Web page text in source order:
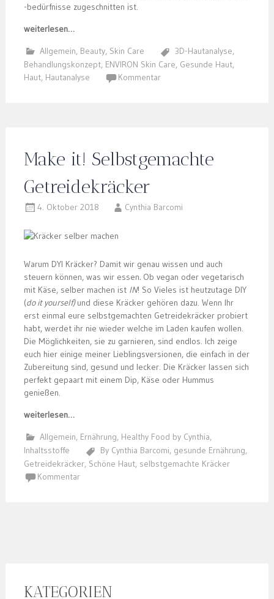
-bedürfnisse zugeschnitten ist.
weiterlesen…
Allgemein, Beauty, Skin Care 3D-Hautanalyse,
Behandlungskonzept, ENVIRON Skin Care, Gesunde Haut,
Haut, Hautanalyse Kommentar
Make it! Selbstgemachte
Getreidekräcker
4. Oktober 2018 Cynthia Barcomi
Warum DYI Kräcker? Damit wir genau wissen und auch
steuern können, was wir essen. Ob vegan oder vegetarisch
mit Käse, selber machen ist IN! So Vieles ist heutzutage DIY
(do it yourself)und diese Kräcker gehören dazu. Wenn Ihr
erst einmal eure selbstgemachten Getreidekräcker probiert
habt, werdet ihr nie wieder welche im Laden kaufen wollen.
Die Möglichkeiten, sie zu garnieren, sind endlos. Ich zeige
euch hier einige meiner Lieblingsversionen, die einfach in der
Zubereitung sind, gesund und lecker. Die Kräcker lassen sich
perfekt gepaart mit einem Dip, Käse oder Hummus
genießen.
weiterlesen…
Allgemein, Ernährung, Healthy Food by Cynthia,
Inhaltsstoffe
By Cynthia Barcomi, gesunde Ernährung,
Getreidekräcker, Schöne Haut, selbstgemachte Kräcker
Kommentar
KATEGORIEN